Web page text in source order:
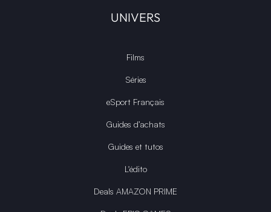
UNIVERS
Films
Séries
eSport Français
Guides d’achats
Guides et tutos
L'édito
Deals AMAZON PRIME